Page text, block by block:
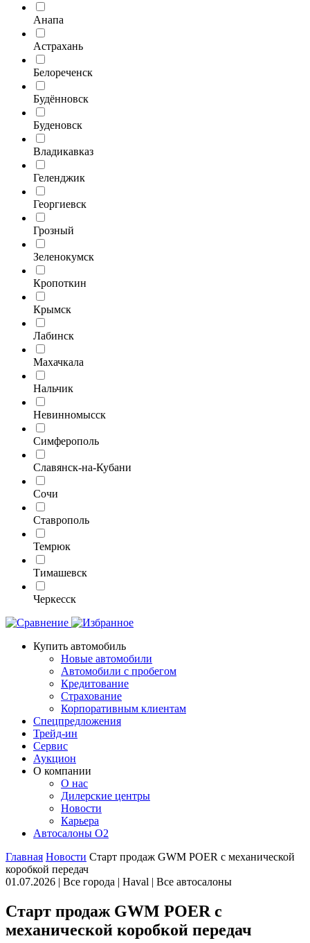
Анапа
Астрахань
Белореченск
Будённовск
Буденовск
Владикавказ
Геленджик
Георгиевск
Грозный
Зеленокумск
Кропоткин
Крымск
Лабинск
Махачкала
Нальчик
Невинномысск
Симферополь
Славянск-на-Кубани
Сочи
Ставрополь
Темрюк
Тимашевск
Черкесск
Купить автомобиль
Новые автомобили
Автомобили с пробегом
Кредитование
Страхование
Корпоративным клиентам
Спецпредложения
Трейд-ин
Сервис
Аукцион
О компании
О нас
Дилерские центры
Новости
Карьера
Автосалоны O2
Главная Новости Старт продаж GWM POER с механической
коробкой передач
01.07.2026 | Все города | Haval | Все автосалоны
Старт продаж GWM POER с
механической коробкой передач